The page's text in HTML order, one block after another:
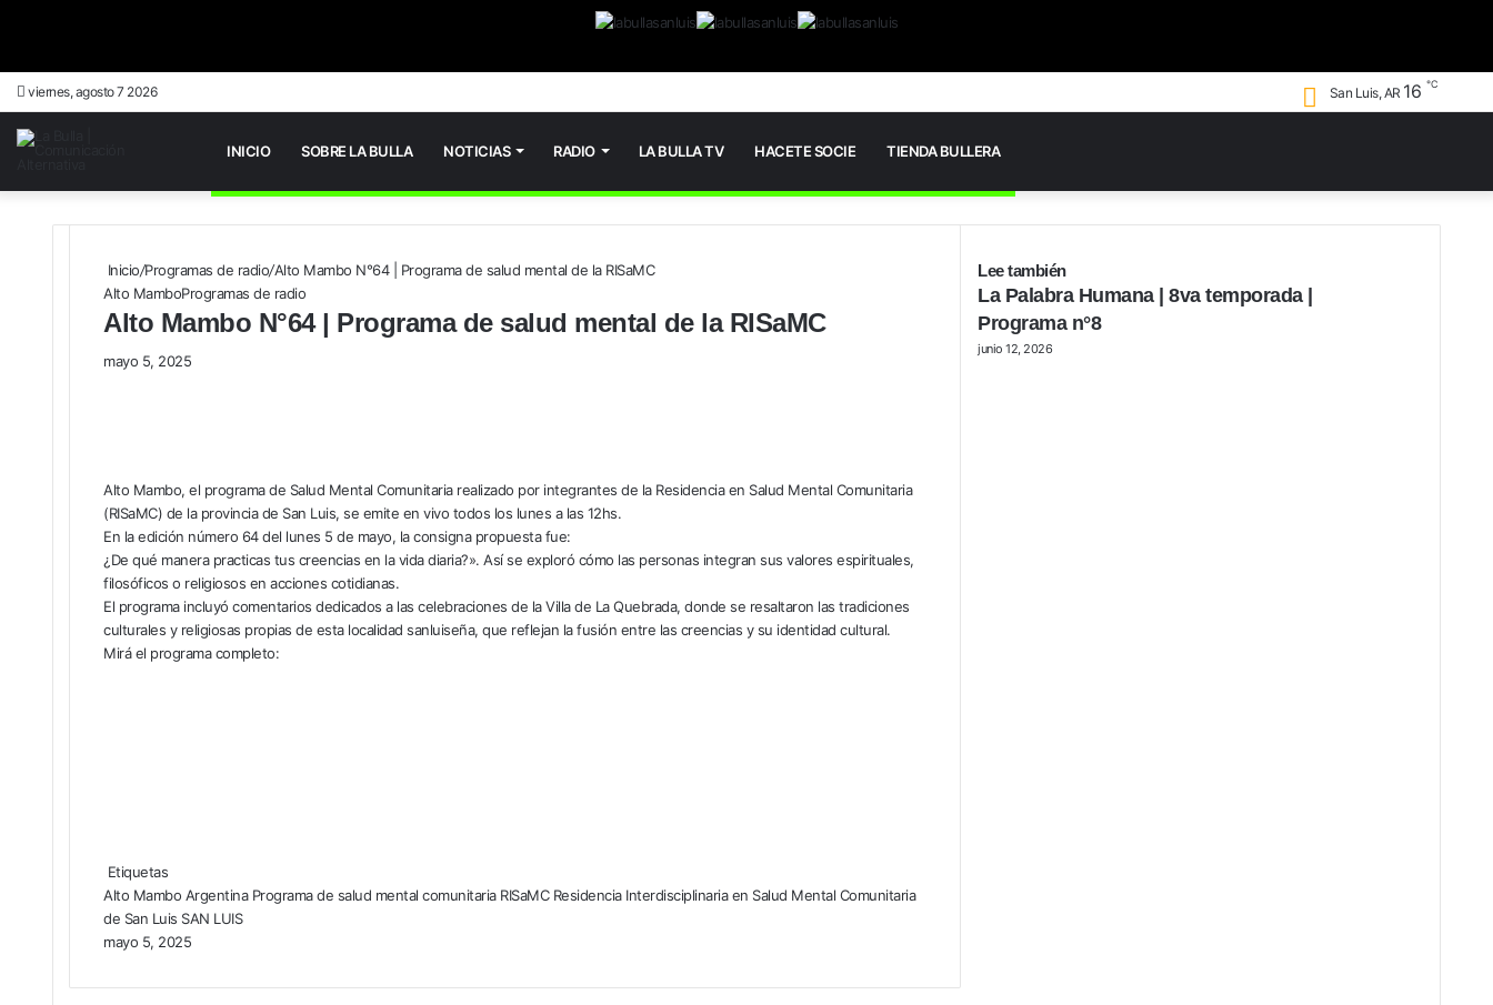
viernes, agosto 7 2026 San Luis, AR 16 ℃
INICIO SOBRE LA BULLA NOTICIAS RADIO LA BULLA TV HACETE SOCIE TIENDA BULLERA
Inicio/Programas de radio/Alto Mambo N°64 | Programa de salud mental de la RISaMC
Alto MamboProgramas de radio
Alto Mambo N°64 | Programa de salud mental de la RISaMC
mayo 5, 2025
Alto Mambo, el programa de Salud Mental Comunitaria realizado por integrantes de la Residencia en Salud Mental Comunitaria
(RISaMC) de la provincia de San Luis, se emite en vivo todos los lunes a las 12hs.
En la edición número 64 del lunes 5 de mayo, la consigna propuesta fue:
¿De qué manera practicas tus creencias en la vida diaria?». Así se exploró cómo las personas integran sus valores espirituales,
filosóficos o religiosos en acciones cotidianas.
El programa incluyó comentarios dedicados a las celebraciones de la Villa de La Quebrada, donde se resaltaron las tradiciones
culturales y religiosas propias de esta localidad sanluiseña, que reflejan la fusión entre las creencias y su identidad cultural.
Mirá el programa completo:
Etiquetas
Alto Mambo Argentina Programa de salud mental comunitaria RISaMC Residencia Interdisciplinaria en Salud Mental Comunitaria
de San Luis SAN LUIS
mayo 5, 2025
Lee también
Cerrar
La Palabra Humana | 8va temporada |
Programa n°8
junio 12, 2026